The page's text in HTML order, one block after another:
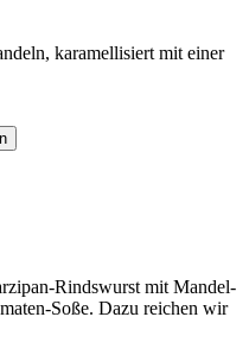
karamellisiert mit einer
Rindswurst mit Mandel-
Soße. Dazu reichen wir